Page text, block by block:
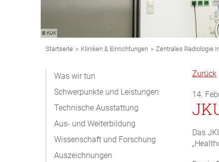
© KUK
Breadcrumb
Navigation
Startseite > Kliniken & Einrichtungen > Zentrales Radiologie
Subnavigation
Desktop
Was wir tun
Schwerpunkte und Leistungen
Technische Ausstattung
Aus- und Weiterbildung
Wissenschaft und Forschung
Auszeichnungen
Zurück
14.
Das